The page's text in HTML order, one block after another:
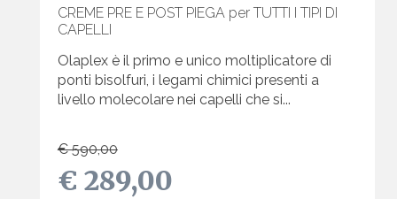
CREME PRE E POST PIEGA per TUTTI I TIPI DI
CAPELLI
Olaplex è il primo e unico moltiplicatore di
ponti bisolfuri, i legami chimici presenti a
livello molecolare nei capelli che si...
€ 590,00
€ 289,00